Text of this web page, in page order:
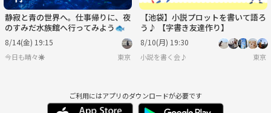
静寂と青の世界へ。仕事帰りに、夜
のすみだ水族館へ行ってみよう🐟
8/14(金) 19:15
今日も晴々☀️ 東京
【池袋】小説プロットを書いて語ろ
う♪ 【字書き友達作り】
8/10(月) 19:30
小説を書く会♪ 東京
ご利用にはアプリのダウンロードが必要です